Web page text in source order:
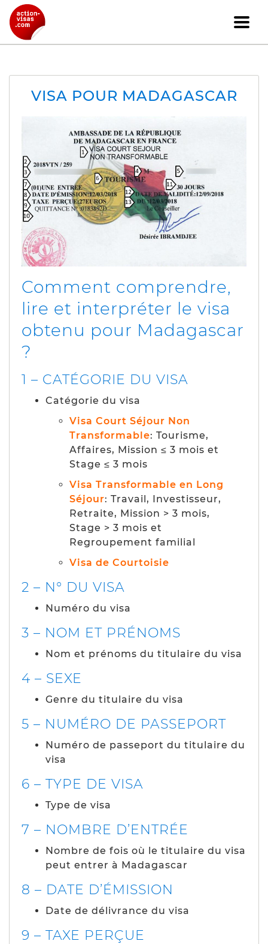
VISA POUR MADAGASCAR
Comment comprendre,
lire et interpréter le visa
obtenu pour Madagascar
?
1 – CATÉGORIE DU VISA
Catégorie du visa
Visa Court Séjour Non
Transformable: Tourisme,
Affaires, Mission ≤ 3 mois et
Stage ≤ 3 mois
Visa Transformable en Long
Séjour: Travail, Investisseur,
Retraite, Mission > 3 mois,
Stage > 3 mois et
Regroupement familial
Visa de Courtoisie
2 – N° DU VISA
Numéro du visa
3 – NOM ET PRÉNOMS
Nom et prénoms du titulaire du visa
4 – SEXE
Genre du titulaire du visa
5 – NUMÉRO DE PASSEPORT
Numéro de passeport du titulaire du
visa
6 – TYPE DE VISA
Type de visa
7 – NOMBRE D’ENTRÉE
Nombre de fois où le titulaire du visa
peut entrer à Madagascar
8 – DATE D’ÉMISSION
Date de délivrance du visa
9 – TAXE PERÇUE